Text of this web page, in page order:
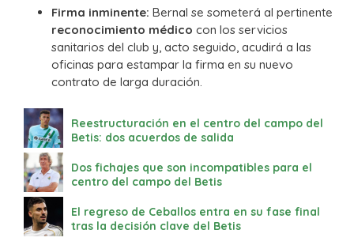
Firma inminente: Bernal se someterá al pertinente
reconocimiento médico con los servicios
sanitarios del club y, acto seguido, acudirá a las
oficinas para estampar la firma en su nuevo
contrato de larga duración.
Reestructuración en el centro del campo del
Betis: dos acuerdos de salida
Dos fichajes que son incompatibles para el
centro del campo del Betis
El regreso de Ceballos entra en su fase final
tras la decisión clave del Betis